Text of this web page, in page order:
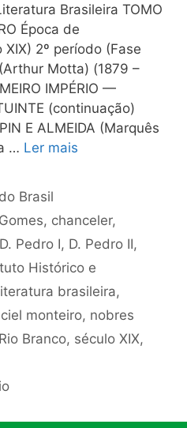
Brasileira TOMO
Época de
2º período (Fase
Motta) (1879 –
IMPÉRIO —
(continuação)
E ALMEIDA (Marquês
… Ler mais
Brasil
, chanceler,
D. Pedro I, D. Pedro II,
Histórico e
brasileira,
monteiro, nobres
Rio Branco, século XIX,